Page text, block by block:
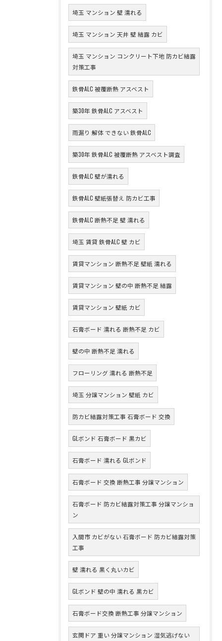
埼玉 マンション 壁 濡れる
埼玉 マンション 天井 壁 結露 カビ
埼玉 マンション コンクリート下地 防カビ結露
対策工事
鉄骨ALC 被覆断熱 アスベスト
築30年 鉄骨ALC アスベスト
雨漏り 解体 できない 鉄骨ALC
築30年 鉄骨ALC 被覆断熱 アスベスト調査
鉄骨ALC 壁が濡れる
鉄骨ALC 壁紙張替え 防カビ工事
鉄骨ALC 断熱不足 壁 濡れる
埼玉 賃貸 鉄骨ALC 壁 カビ
賃貸マンション 断熱不足 壁紙 濡れる
賃貸マンション 壁の中 断熱不足 結露
賃貸マンション 壁紙 カビ
石膏ボード 濡れる 断熱不足 カビ
壁の中 断熱不足 濡れる
フローリング 濡れる 断熱不足
埼玉 分譲マンション 壁紙 カビ
防カビ結露対策工事 石膏ボード 交換
GLボンド 石膏ボード 黒カビ
石膏ボード 濡れる GLボンド
石膏ボード 交換 断熱工事 分譲マンション
石膏ボード 防カビ結露対策工事 分譲マンショ
ン
入間市 カビがない 石膏ボード 防カビ結露対策
工事
壁 濡れる 黒く丸いカビ
GLボンド 壁の中 濡れる 黒カビ
石膏ボード交換 断熱工事 分譲マンション
玄関ドア 重い 分譲マンション 湿気逃げない